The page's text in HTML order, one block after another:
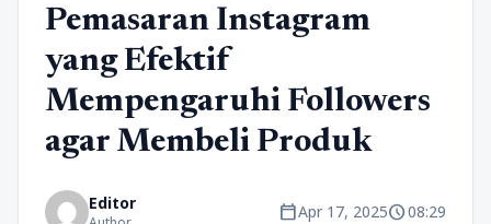
Pemasaran Instagram
yang Efektif
Mempengaruhi Followers
agar Membeli Produk
Editor calendar_todayApr 17, 2025schedule08:29